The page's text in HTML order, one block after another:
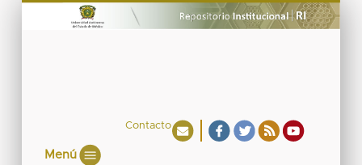
Contacto
Menú